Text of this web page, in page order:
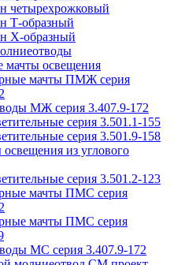
четырехрожковый
Т-образный
Х-образный
мачты освещения
мачты ПМЖ серия
МЖ серия 3.407.9-172
серия 3.501.1-155
серия 3.501.9-158
из углового
серия 3.501.2-123
мачты ПМС серия
мачты ПМС серия
МС серия 3.407.9-172